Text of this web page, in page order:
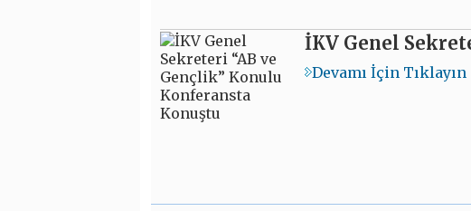
İKV Genel
Devamı İçin Tıklayın